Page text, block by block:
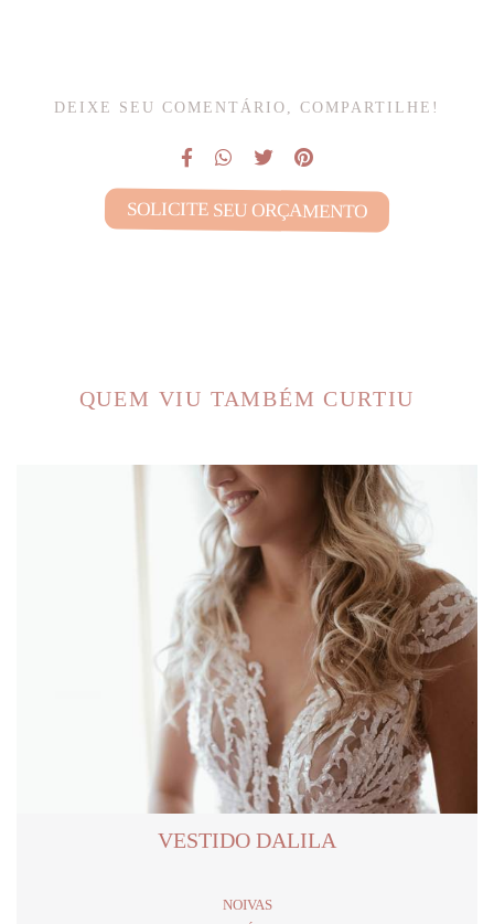
DEIXE SEU COMENTÁRIO, COMPARTILHE!
SOLICITE SEU ORÇAMENTO
QUEM VIU TAMBÉM CURTIU
VESTIDO DALILA
NOIVAS